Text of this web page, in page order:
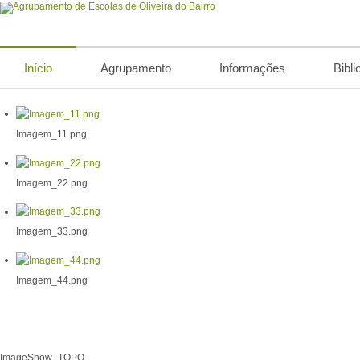
Início Agrupamento Informações
Imagem_11.png
Imagem_22.png
Imagem_33.png
Imagem_44.png
ImageShow_TOPO